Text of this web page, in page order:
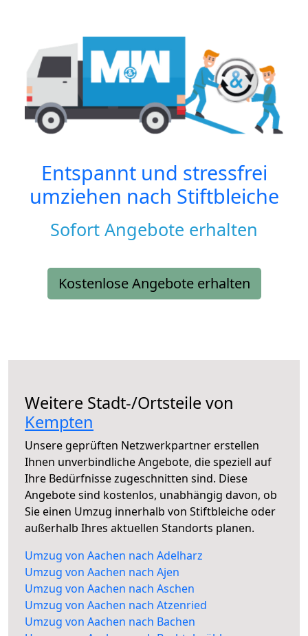
Entspannt und stressfrei
umziehen nach Stiftbleiche
Sofort Angebote erhalten
Kostenlose Angebote erhalten
Weitere Stadt-/Ortsteile von
Kempten
Unsere geprüften Netzwerkpartner erstellen
Ihnen unverbindliche Angebote, die speziell auf
Ihre Bedürfnisse zugeschnitten sind. Diese
Angebote sind kostenlos, unabhängig davon, ob
Sie einen Umzug innerhalb von Stiftbleiche oder
außerhalb Ihres aktuellen Standorts planen.
Umzug von Aachen nach Adelharz
Umzug von Aachen nach Ajen
Umzug von Aachen nach Aschen
Umzug von Aachen nach Atzenried
Umzug von Aachen nach Bachen